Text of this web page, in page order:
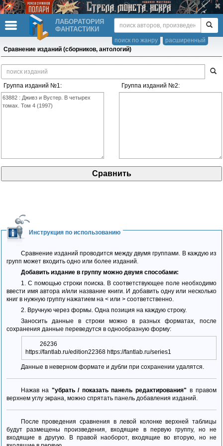
ЛАБОРАТОРИЯ
ФАНТАСТИКИ
расширенный
поиск по жанру
Сравнение изданий (сборников, антологий)
Группа изданий №1: Группа изданий №2:
Инструкция по использованию
Сравнение изданий проводится между двумя группами. В каждую из
групп может входить одно или более изданий.
Добавить издание в группу можно двумя способами:
1. С помощью строки поиска. В соответствующее поле необходимо
ввести имя автора и/или название книги. И добавить одну или несколько
книг в нужную группу нажатием на < или > соответственно.
2. Вручную через формы. Одна позиция на каждую строку.
Заносить данные в строки можно в разных форматах, после
сохранения данные переведутся в однообразную форму:
26236
https://fantlab.ru/edition22368 https://fantlab.ru/series1
Данные в неверном формате и дубли при сохранении удалятся.
Нажав на "убрать / показать панель редактирования" в правом
верхнем углу экрана, можно спрятать панель добавления изданий.
После проведения сравнения в левой колонке верхней таблицы
будут размещены произведения, входящие в первую группу, но не
входящие в другую. В правой наоборот, входящие во вторую, но не